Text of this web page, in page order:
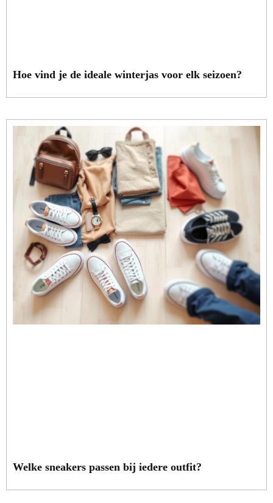
Hoe vind je de ideale winterjas voor elk seizoen?
Welke sneakers passen bij iedere outfit?